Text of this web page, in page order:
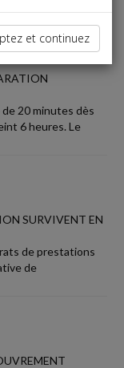
20 minutes dès
6 heures. Le
SURVIVENT EN
de prestations
de
et continuez